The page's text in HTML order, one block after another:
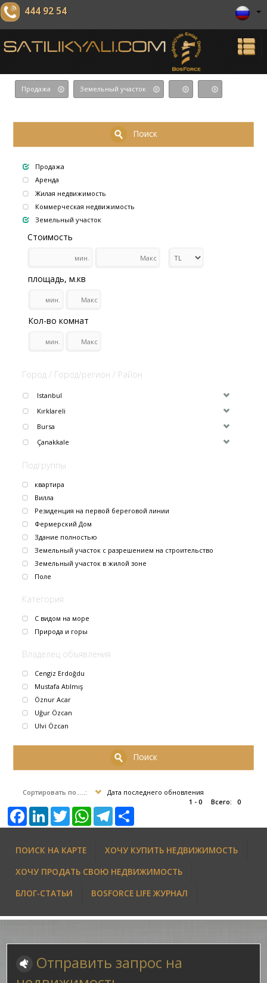
444 92 54
Продажа Земельный участок
Поиск
Продажа
Аренда
Жилая недвижимость
Коммерческая недвижимость
Земельный участок
Стоимость
площадь, м.кв
Кол-во комнат
Город / Город/регион / Район
Istanbul
Kırklareli
Bursa
Çanakkale
Подгруппы
квартира
Вилла
Резиденция на первой береговой линии
Фермерский Дом
Здание полностью
Земельный участок с разрешением на строительство
Земельный участок в жилой зоне
Поле
Категория
С видом на море
Природа и горы
Владелец объявления
Cengiz Erdoğdu
Mustafa Atılmış
Öznur Acar
Uğur Özcan
Ulvi Özcan
Поиск
Сортировать по.....:
Дата последнего обновления
1 - 0
Всего: 0
ПОИСК НА КАРТЕ
ХОЧУ КУПИТЬ НЕДВИЖИМОСТЬ
ХОЧУ ПРОДАТЬ СВОЮ НЕДВИЖИМОСТЬ
БЛОГ-СТАТЬИ
BOSFORCE LIFE ЖУРНАЛ
Отправить запрос на
FacebookLinkedInTwitter WhatsAppTelegram